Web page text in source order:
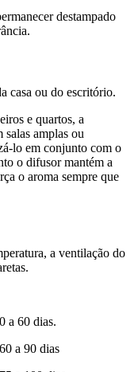
destampado
casa ou do escritório.
e quartos, a
salas amplas ou
lo em conjunto com o
o difusor mantém a
o aroma sempre que
a ventilação do
a 60 dias.
a 90 dias